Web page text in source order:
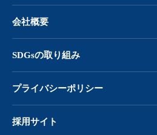
会社概要
SDGsの取り組み
プライバシーポリシー
採用サイト